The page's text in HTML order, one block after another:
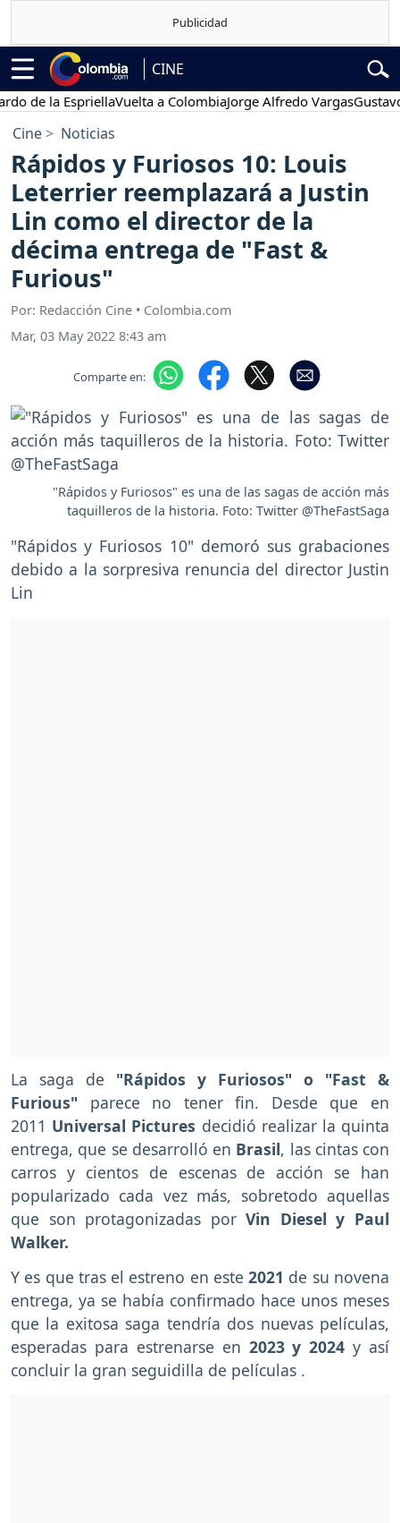
CINE
la EspriellaVuelta a ColombiaJorge Alfredo VargasGustavo
Cine Noticias
Rápidos y Furiosos 10: Louis
Leterrier reemplazará a Justin
Lin como el director de la
décima entrega de "Fast &
Furious"
Por: Redacción Cine • Colombia.com
Mar, 03 May 2022 8:43 am
Comparte en:
"Rápidos y Furiosos" es una de las sagas de acción más
taquilleros de la historia. Foto: Twitter @TheFastSaga
"Rápidos y Furiosos 10" demoró sus grabaciones
debido a la sorpresiva renuncia del director Justin
Lin
La saga de "Rápidos y Furiosos" o "Fast &
Furious" parece no tener fin. Desde que en
2011 Universal Pictures decidió realizar la quinta
entrega, que se desarrolló en Brasil, las cintas con
carros y cientos de escenas de acción se han
popularizado cada vez más, sobretodo aquellas
que son protagonizadas porVin Diesel y Paul
Walker.
Y es que tras el estreno en este 2021 de su novena
entrega, ya se había confirmado hace unos meses
que la exitosa saga tendría dos nuevas películas,
esperadas para estrenarse en 2023 y 2024 y así
concluir la gran seguidilla de películas .